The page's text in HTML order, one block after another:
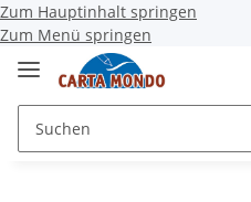
Zum Hauptinhalt springen
Zum Menü springen